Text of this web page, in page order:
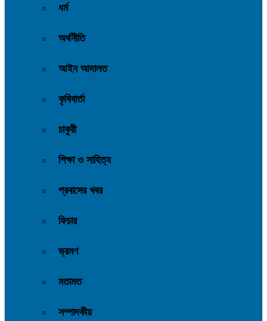
ধর্ম
অর্থনীতি
আইন আদালত
কৃষিবার্তা
চাকুরী
শিক্ষা ও সাহিত্য
প্রবাসের খবর
ফিচার
ভ্রমণ
মতামত
সম্পাদকীয়